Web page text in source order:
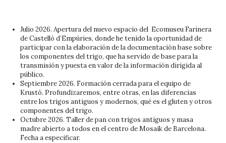
Julio 2026. Apertura del nuevo espacio del Ecomuseu Farinera
de Castelló d’Empúries, donde he tenido la oportunidad de
participar con la elaboración de la documentación base sobre
los componentes del trigo, que ha servido de base para la
transmisión y puesta en valor de la información dirigida al
público.
Septiembre 2026. Formación cerrada para el equipo de
Krustó. Profundizaremos, entre otras, en las diferencias
entre los trigos antiguos y modernos, qué es el gluten y otros
componentes del trigo.
Octubre 2026. Taller de pan con trigos antiguos y masa
madre abierto a todos en el centro de Mosaik de Barcelona.
Fecha a especificar.